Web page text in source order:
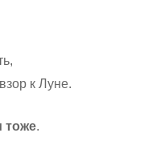
к Луне.
тоже.